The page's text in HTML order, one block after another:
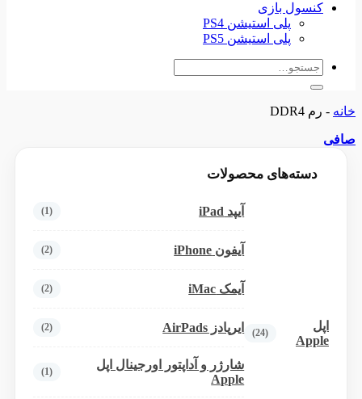
کنسول بازی
پلی استیشن PS4
پلی استیشن PS5
جستجو
خانه - رم DDR4
صافی
دسته‌های محصولات
اپل
Apple
(24)
آیپد iPad (1)
آیفون iPhone (2)
آیمک iMac (2)
ایرپادز AirPads (2)
شارژر و آداپتور اورجینال اپل
Apple
(1)